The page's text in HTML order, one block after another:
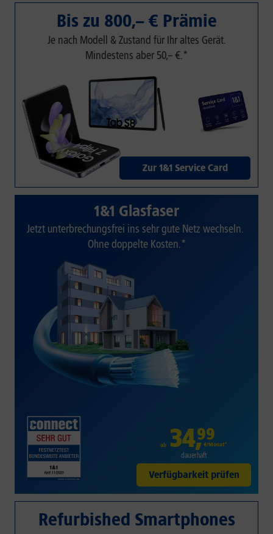
Bis zu 800,– € Prämie
Je nach Modell & Zustand für Ihr altes Gerät.
Mindestens aber 50,– €.*
Zur 1&1 Service Card
1&1 Glasfaser
Jetzt unterbrechungsfrei ins sehr gute Netz wechseln.
Ohne doppelte Kosten.*
ab 34,99
€/Monat*
dauerhaft
Verfügbarkeit prüfen
Refurbished Smartphones